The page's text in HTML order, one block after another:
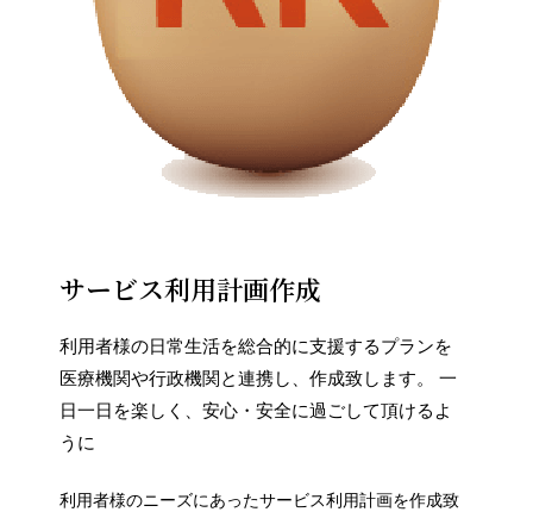
サービス利用計画作成
利用者様の日常生活を総合的に支援するプランを
医療機関や行政機関と連携し、作成致します。 一
日一日を楽しく、安心・安全に過ごして頂けるよ
うに
利用者様のニーズにあったサービス利用計画を作成致